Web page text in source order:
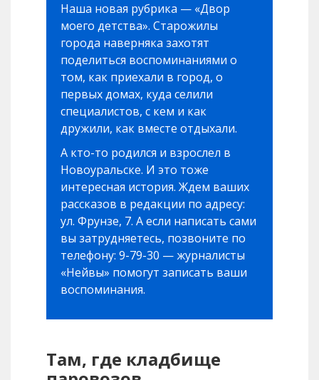
Наша новая рубрика — «Двор
моего детства». Старожилы
города наверняка захотят
поделиться воспоминаниями о
том, как приехали в город, о
первых домах, куда селили
специалистов, с кем и как
дружили, как вместе отдыхали.
А кто-то родился и взрослел в
Новоуральске. И это тоже
интересная история. Ждем ваших
рассказов в редакции по адресу:
ул. Фрунзе, 7. А если написать сами
вы затрудняетесь, позвоните по
телефону: 9-79-30 — журналисты
«Нейвы» помогут записать ваши
воспоминания.
Там, где кладбище